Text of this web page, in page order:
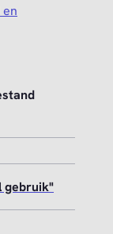
gebruik"